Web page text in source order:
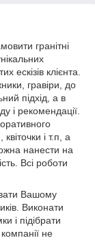
гранітні
ескізів клієнта.
гравіри, до
підхід, а в
і рекомендації.
і т.п, а
нанести на
Всі роботи
Вашому
Виконати
і підібрати
не